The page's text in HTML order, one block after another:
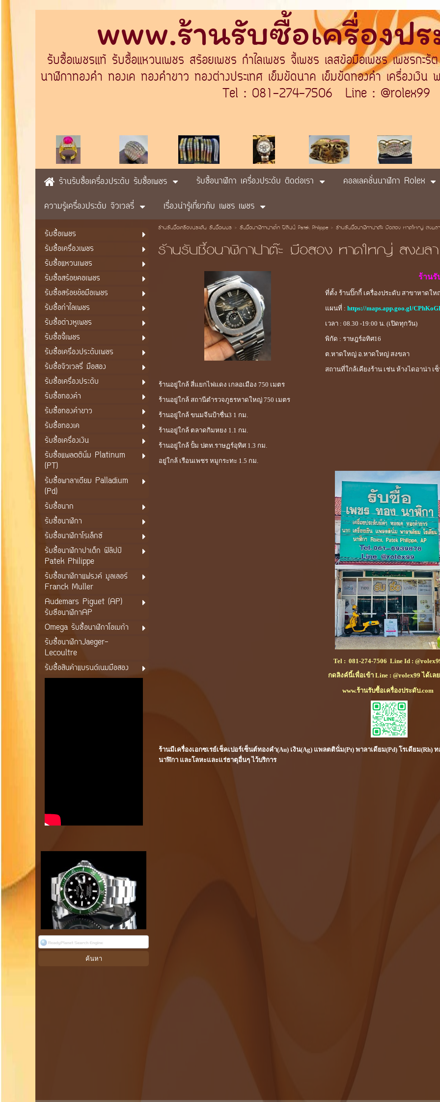
www.ร้านรับซื้อเครื่องป
รับซื้อเพชรแท้ รับซื้อแหวนเพชร สร้อยเพชร กำไลเพชร จี้เพชร เลสข้อมือเพชร เพชรกะ
นาฬิกาทองคำ ทองเค ทองคำขาว ทองต่างประเทศ เข็มขัดนาค เข็มขัดทองคำ เครื่องเงิ
Tel : 081-274-7506 Line : @rolex99
ร้านรับซื้อเครื่องประดับ รับซื้อเพชร รับซื้อนาฬิกา เครื่องประดับ ติดต่อเรา
คอลเลคชั่นนาฬิกา Rolex
ความรู้เครื่องประดับ จิวเวลรี่
เรื่องน่ารู้เกี่ยวกับ เพชร เพชร
รับซื้อเพชร
รับซื้อเครื่องเพชร
รับซื้อแหวนเพชร
รับซื้อสร้อยคอเพชร
รับซื้อสร้อยข้อมือเพชร
รับซื้อกำไลเพชร
รับซื้อต่างหูเพชร
รับซื้อจี้เพชร
รับซื้อเครื่องประดับเพชร
รับซื้อจิวเวลรี่ มือสอง
รับซื้อเครื่องประดับ
รับซื้อทองคำ
รับซื้อทองคำขาว
รับซื้อทองเค
รับซื้อเครื่องเงิน
รับซื้อแพลตตินั่ม Platinum
(PT)
รับซื้อพาลาเดียม Palladium
(Pd)
รับซื้อนาก
รับซื้อนาฬิกา
รับซื้อนาฬิกาโรเล็กซ์
รับซื้อนาฬิกาปาเต็ก ฟิลิปป์
Patek Philippe
รับซื้อนาฬิกาแฟรงค์ มูลเลอร์
Franck Muller
Audemars Piguet (AP)
รับซือนาฬิกาAP
Omega รับซื้อนาฬิกาโอเมก้า
รับซื้อนาฬิกาJaeger-
Lecoultre
รับซื้อสินค้าแบรนด์เนมมือสอง
ร้านรับซื้อเครื่องประดับ รับซื้อเพชร> รับซื้อนาฬิกาปาเต็ก ฟิลิปป์ Patek Philippe> ร้านรับซื้อนาฬิกาปาต๊ะ มือสอง หาดใหญ่ สงขลา
ร้านรับซื้อนาฬิกาปาต๊ะ มือสอง หาดใหญ่ สงขลา
ร้านรั
ที่ตั้ง ร้านปิ๊กกี้ เครื่องประดับ สาขาหาดให
แผนที่ : https://maps.app.goo.gl/
เวลา : 08.30 -19:00 น. (เปิดทุกวัน)
พิกัด : ราษฎร์อทิศ16
ต.หาดใหญ่ อ.หาดใหญ่ สงขลา
สถานที่ใกล้เคียงร้าน เช่น ห้างไดอาน่า
ร้านอยู่ใกล้ สี่แยกไฟแดง เกลอเมือง 750 เมตร
ร้านอยู่ใกล้ สถานีตำรวจภูธรหาดใหญ่ 750 เมตร
ร้านอยู่ใกล้ ขนมจีนป้าชื่น3 1 กม.
ร้านอยู่ใกล้ ตลาดกิมหยง 1.1 กม.
ร้านอยู่ใกล้ ปั้ม ปตท.ราษฏร์อุทิศ 1.3 กม.
อยู่ใกล้ เรือนเพชร หมูกระทะ 1.5 กม.
Tel : 081-274-7506 Line Id :
กดลิงค์นี้เพื่อเข้า Line : @rolex99 ได้เล
www.ร้านรับซื้อเครื่องประดับ.com
ร้านมีเครื่องเอกซเรย์เช็คเปอร์เซ็นต์ทองคำ(Au) เงิน(Ag) แพลตตินั่ม(Pt) พาลาเดียม(Pd) โรเดียม(Rh)
นาฬิกา และโลหะและแร่ธาตุอื่นๆ ไว้บริการ